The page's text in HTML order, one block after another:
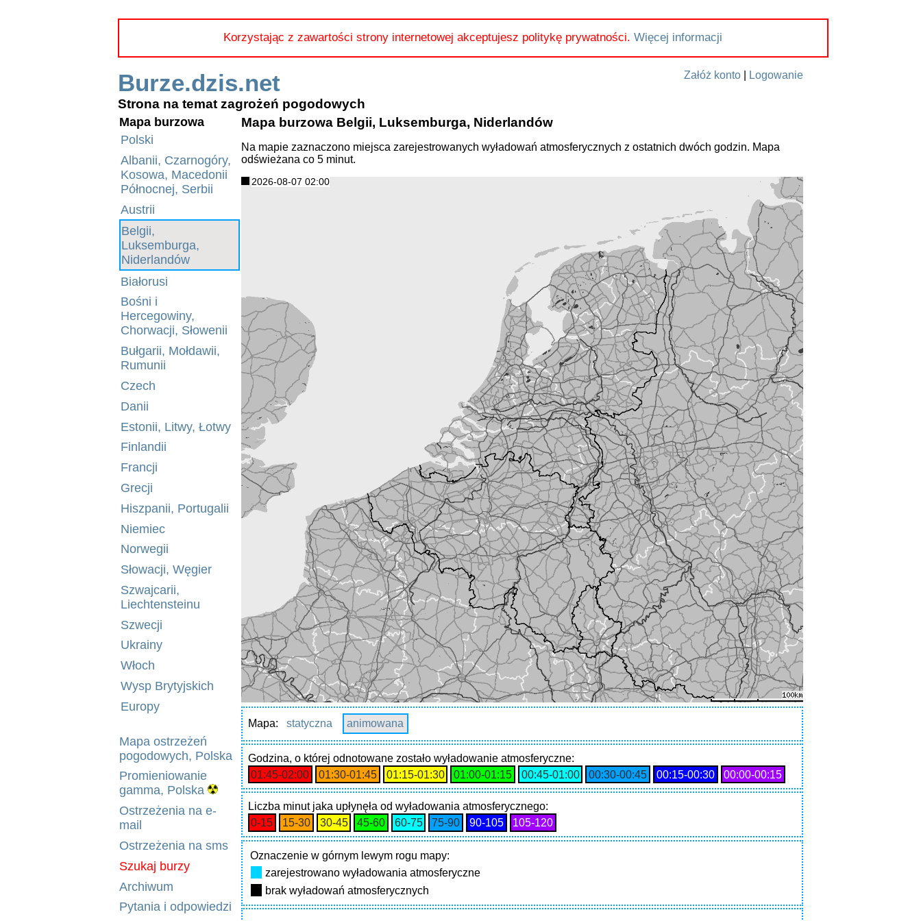
Korzystając z zawartości strony internetowej akceptujesz politykę prywatności.Więcej informacji
Burze.dzis.net
Strona na temat zagrożeń pogodowych
Załóż konto Logowanie
Mapa burzowa
Polski
Albanii, Czarnogóry,
Kosowa, Macedonii
Północnej, Serbii
Austrii
Belgii,
Luksemburga,
Niderlandów
Białorusi
Bośni i
Hercegowiny,
Chorwacji, Słowenii
Bułgarii, Mołdawii,
Rumunii
Czech
Danii
Estonii, Litwy, Łotwy
Finlandii
Francji
Grecji
Hiszpanii, Portugalii
Niemiec
Norwegii
Słowacji, Węgier
Szwajcarii,
Liechtensteinu
Szwecji
Ukrainy
Włoch
Wysp Brytyjskich
Europy
Mapa ostrzeżeń
pogodowych, Polska
Promieniowanie
gamma, Polska
Ostrzeżenia na e-
mail
Ostrzeżenia na sms
Szukaj burzy
Archiwum
Pytania i odpowiedzi
Mapa burzowa Belgii, Luksemburga, Niderlandów
Na mapie zaznaczono miejsca zarejestrowanych wyładowań atmosferycznych z ostatnich dwóch godzin. Mapa
odświeżana co 5 minut.
2026-08-07 02:00
Mapa: statyczna animowana
Godzina, o której odnotowane zostało wyładowanie atmosferyczne:
01:45‑02:00
01:30‑01:45 01:15‑01:30 01:00‑01:15 00:45‑01:00 00:30‑00:45 00:15‑00:30 00:00‑00:15
Liczba minut jaka upłynęła od wyładowania atmosferycznego:
0‑15
15‑30 30‑45 45‑60 60‑75 75‑90 90‑105 105‑120
Oznaczenie w górnym lewym rogu mapy:
zarejestrowano wyładowania atmosferyczne
brak wyładowań atmosferycznych